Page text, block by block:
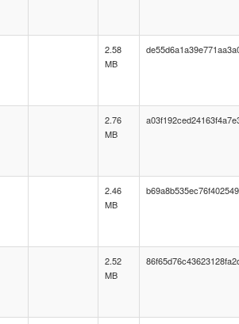
2.58
MB
2.76
MB
2.46
MB
2.52
MB